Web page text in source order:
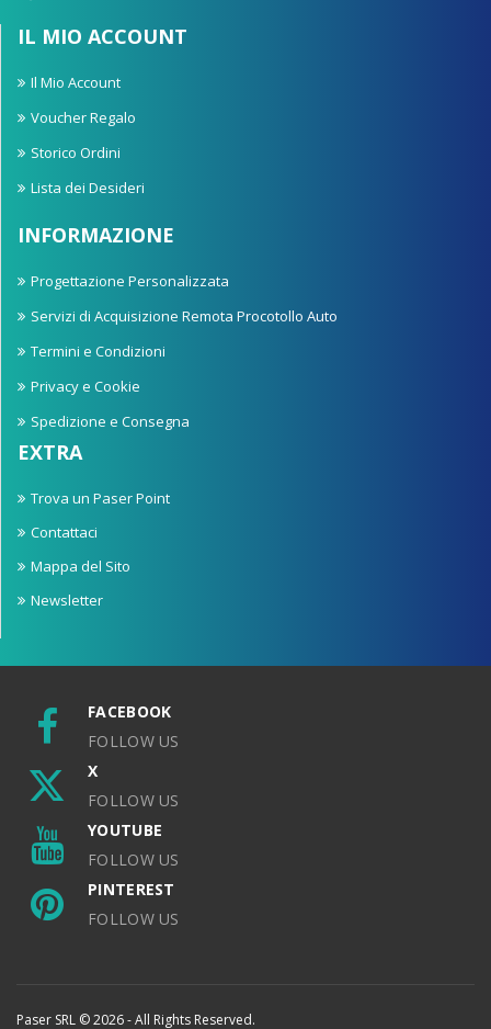
IL MIO ACCOUNT
Il Mio Account
Voucher Regalo
Storico Ordini
Lista dei Desideri
INFORMAZIONE
Progettazione Personalizzata
Servizi di Acquisizione Remota Procotollo Auto
Termini e Condizioni
Privacy e Cookie
Spedizione e Consegna
EXTRA
Trova un Paser Point
Contattaci
Mappa del Sito
Newsletter
FACEBOOK
FOLLOW US
X
FOLLOW US
YOUTUBE
FOLLOW US
PINTEREST
FOLLOW US
Paser SRL © 2026 - All Rights Reserved.